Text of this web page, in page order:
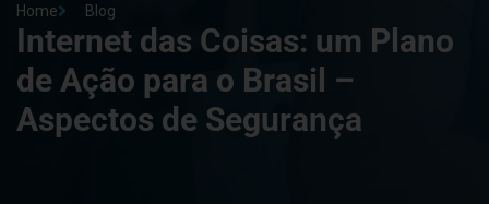
Home Blog
Internet das Coisas: um Plano
de Ação para o Brasil –
Aspectos de Segurança